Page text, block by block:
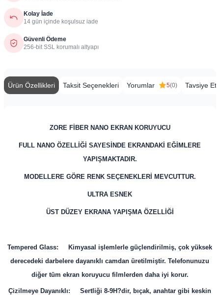
Kolay İade
14 gün içinde koşulsuz iade
Güvenli Ödeme
256-bit SSL korumalı altyapı
Ürün Özellikleri Taksit Seçenekleri Yorumlar 5(0) Tavsiye Et
ZORE FİBER NANO EKRAN KORUYUCU
FULL NANO ÖZELLİĞİ SAYESİNDE EKRANDAKİ EĞİMLERE
YAPIŞMAKTADIR.
MODELLERE GÖRE RENK SEÇENEKLERİ MEVCUTTUR.
ULTRA ESNEK
ÜST DÜZEY EKRANA YAPIŞMA ÖZELLİĞİ
Tempered Glass: Kimyasal işlemlerle güçlendirilmiş, çok yüksek
derecedeki darbelere dayanıklı camdan üretilmiştir. Telefonunuzu
diğer tüm ekran koruyucu filmlerden daha iyi korur.
Çizilmeye Dayanıklı: Sertliği 8-9H?dir, bıçak, anahtar gibi keskin